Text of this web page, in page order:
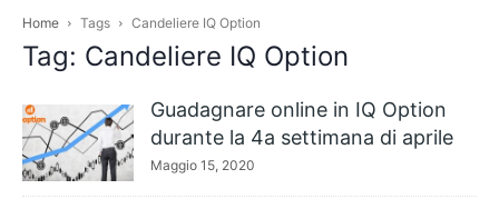
Home Tags Candeliere IQ Option
Tag: Candeliere IQ Option
Guadagnare online in IQ Option
durante la 4a settimana di aprile
Maggio 15, 2020